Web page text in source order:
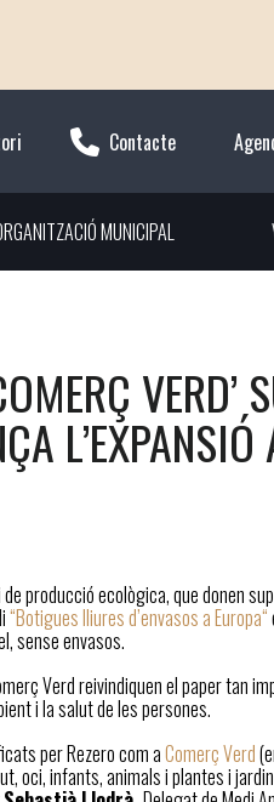
Contacte
MUNICIPAL
producció ecològica, que donen
“Botigues lliures d’envasos a Europa“
sense envasos.
Verd reivindiquen el paper tan
i la salut de les persones.
per Rezero com aComerç Verd
oci, infants, animals i plantes i